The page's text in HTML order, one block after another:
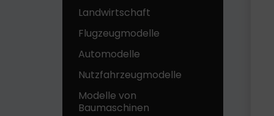
Landwirtschaft
Flugzeugmodelle
Automodelle
Nutzfahrzeugmodelle
Modelle von
Baumaschinen